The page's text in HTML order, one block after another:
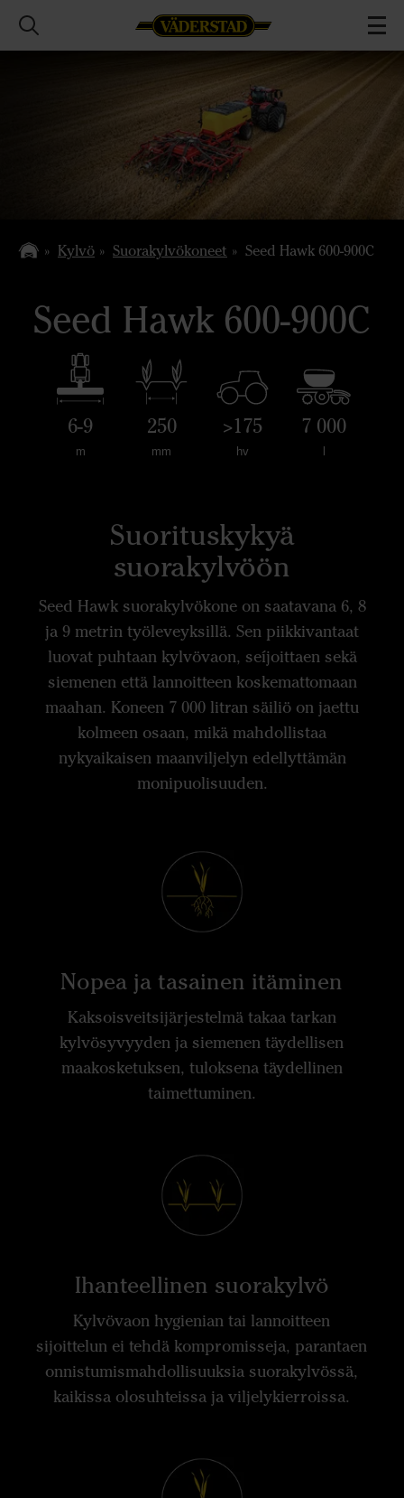
Kylvö Suorakylvökoneet Seed Hawk 600-900C
Seed Hawk 600-900C
6-9
m
250
mm
>175
hv
7 000
Suorituskykyä
suorakylvöön
Seed Hawk suorakylvökone on saatavana 6, 8
ja 9 metrin työleveyksillä. Sen piikkivantaat
luovat puhtaan kylvövaon, seíjoittaen sekä
siemenen että lannoitteen koskemattomaan
maahan. Koneen 7 000 litran säiliö on jaettu
kolmeen osaan, mikä mahdollistaa
nykyaikaisen maanviljelyn edellyttämän
monipuolisuuden.
Nopea ja tasainen itäminen
Kaksoisveitsijärjestelmä takaa tarkan
kylvösyvyyden ja siemenen täydellisen
maakosketuksen, tuloksena täydellinen
taimettuminen.
Ihanteellinen suorakylvö
Kylvövaon hygienian tai lannoitteen
sijoittelun ei tehdä kompromisseja, parantaen
onnistumismahdollisuuksia suorakylvössä,
kaikissa olosuhteissa ja viljelykierroissa.